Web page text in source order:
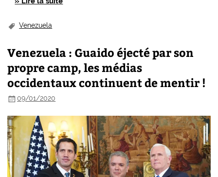
Venezuela
Venezuela : Guaido éjecté par son
propre camp, les médias
occidentaux continuent de mentir !
09/01/2020